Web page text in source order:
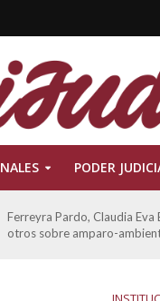
PODER
Ferreyra Pardo, Claudia
otros sobre amparo-